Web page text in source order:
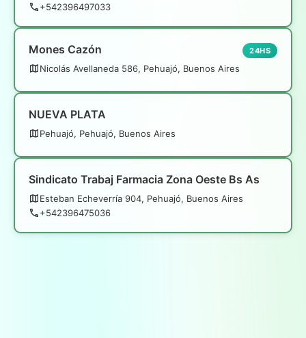
+542396497033
Mones Cazón
Nicolás Avellaneda 586, Pehuajó, Buenos Aires
24HS
NUEVA PLATA
Pehuajó, Pehuajó, Buenos Aires
Sindicato Trabaj Farmacia Zona Oeste Bs As
Esteban Echeverría 904, Pehuajó, Buenos Aires
+542396475036